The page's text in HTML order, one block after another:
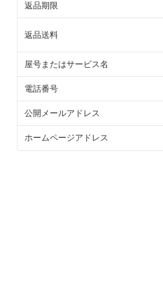
返品期限
返品送料
屋号またはサービス名
電話番号
公開メールアドレス
ホームページアドレス